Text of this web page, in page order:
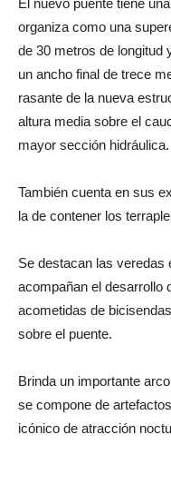
El nuevo puente tiene
organiza como una
de 30 metros de longitud
un ancho final de trece
rasante de la nueva
altura media sobre el
mayor sección hidráulica.
También cuenta en sus
la de contener los
Se destacan las veredas
acompañan el desarrollo
acometidas de
sobre el puente.
Brinda un importante
se compone de
icónico de atracción